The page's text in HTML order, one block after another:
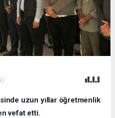
uzun yıllar öğretmenlik
vefat etti.